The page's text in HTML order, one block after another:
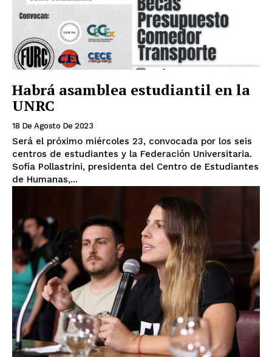
Habrá asamblea estudiantil en la
UNRC
18 De Agosto De 2023
Será el próximo miércoles 23, convocada por los seis
centros de estudiantes y la Federación Universitaria.
Sofía Pollastrini, presidenta del Centro de Estudiantes
de Humanas,...